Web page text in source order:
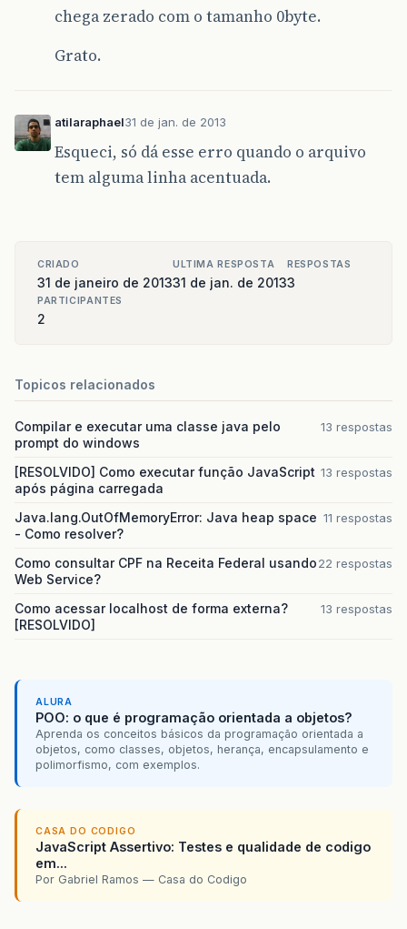
chega zerado com o tamanho 0byte.
Grato.
atilaraphael31 de jan. de 2013
Esqueci, só dá esse erro quando o arquivo
tem alguma linha acentuada.
CRIADO
31 de janeiro de 2013
ULTIMA RESPOSTA
31 de jan. de 2013
RESPOSTAS
3
PARTICIPANTES
2
Topicos relacionados
Compilar e executar uma classe java pelo
prompt do windows
13 respostas
[RESOLVIDO] Como executar função JavaScript
após página carregada
13 respostas
Java.lang.OutOfMemoryError: Java heap space
- Como resolver?
11 respostas
Como consultar CPF na Receita Federal usando
Web Service?
22 respostas
Como acessar localhost de forma externa?
[RESOLVIDO]
13 respostas
ALURA
POO: o que é programação orientada a objetos?
Aprenda os conceitos básicos da programação orientada a
objetos, como classes, objetos, herança, encapsulamento e
polimorfismo, com exemplos.
CASA DO CODIGO
JavaScript Assertivo: Testes e qualidade de codigo
em...
Por Gabriel Ramos — Casa do Codigo